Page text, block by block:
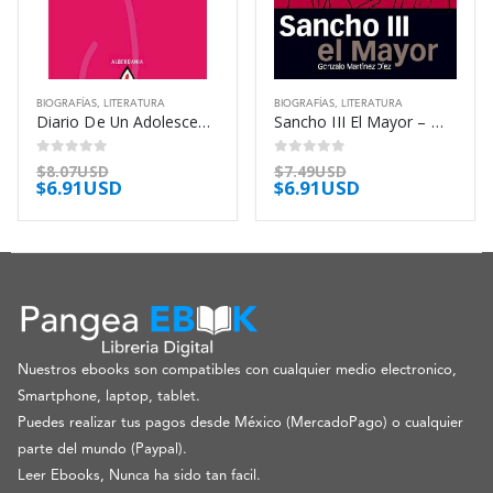
BIOGRAFÍAS, LITERATURA
Diario De Un Adolescente Gay – Lamarca Iñigo
0out of 5
$8.07USD
$6.91USD
BIOGRAFÍAS, LITERATURA
Sancho III El Mayor – Martinez Diez Gonzalo
0out of 5
$7.49USD
$6.91USD
Nuestros ebooks son compatibles con cualquier medio electronico,
Smartphone, laptop, tablet.
Puedes realizar tus pagos desde México (MercadoPago) o cualquier
parte del mundo (Paypal).
Leer Ebooks, Nunca ha sido tan facil.